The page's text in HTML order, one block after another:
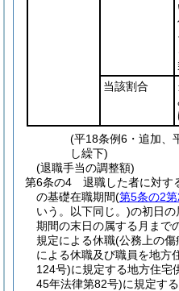
当該割合
(平18条例6・追加、
し繰下)
(退職手当の調整額)
第6条の4
退職した者に対す
の基礎在職期間(第5条の2
いう。以下同じ。)の初日の
期間の末日の属する月まで
規定による休職(公務上の傷
による休職及び職員を地方
124号)に規定する地方住宅
45年法律第82号)に規定す